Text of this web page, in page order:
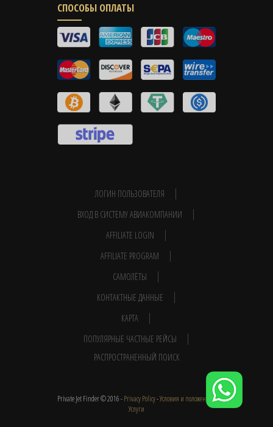
СПОСОБЫ ОПЛАТЫ
ЛОГИН ПОЛЬЗОВАТЕЛЯ
ВХОД В СИСТЕМУ АВИАКОМПАНИИ
AFFILIATE LOGIN
AFFILIATE PROGRAM
САМОЛЁТЫ
КОНТАКТНЫЕ ДАННЫЕ
КАРТА
ПОПУЛЯРНЫЕ ЧАСТНЫЕ РЕЙСЫ
РАСПРОСТРАНЕННЫЙ ПОИСК
Private Jet Finder © 2016 -Privacy Policy-Условия и положения-
Услуги